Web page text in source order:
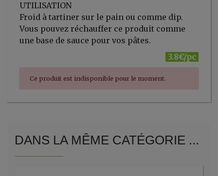
UTILISATION
Froid à tartiner sur le pain ou comme dip.
Vous pouvez réchauffer ce produit comme
une base de sauce pour vos pâtes.
3.8€/pc
Ce produit est indisponible pour le moment.
DANS LA MÊME CATÉGORIE ...